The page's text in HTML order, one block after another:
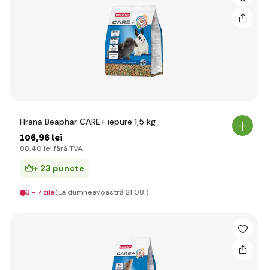
Hrana Beaphar CARE+ iepure 1,5 kg
106,96 lei
88,40 lei fără TVA
+ 23 puncte
3 - 7 zile(La dumneavoastră 21.08.)